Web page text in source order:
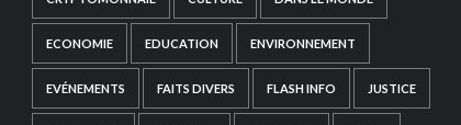
ECONOMIE EDUCATION ENVIRONNEMENT
EVÉNEMENTS FAITS DIVERS FLASH INFO JUSTICE